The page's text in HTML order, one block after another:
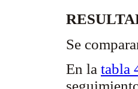
Se
En la tabla